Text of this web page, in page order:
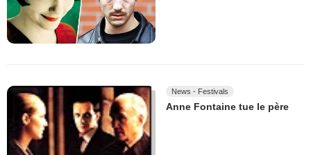
News - Festivals
Anne Fontaine tue le père